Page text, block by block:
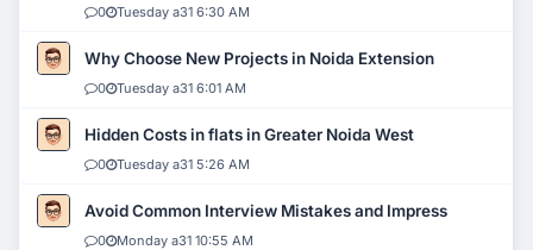
0 Tuesday a31 6:30 AM
Why Choose New Projects in Noida Extension
0 Tuesday a31 6:01 AM
Hidden Costs in flats in Greater Noida West
0 Tuesday a31 5:26 AM
Avoid Common Interview Mistakes and Impress
0 Monday a31 10:55 AM